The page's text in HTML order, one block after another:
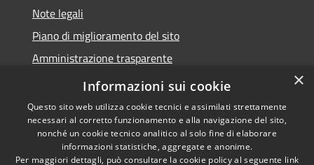
Note legali
Piano di miglioramento del sito
Amministrazione trasparente
Albo Pretorio
Copyright © 2026 • Comune di
×
Informazioni sui cookie
Questo sito web utilizza cookie tecnici e assimilati strettamente
necessari al corretto funzionamento e alla navigazione del sito,
nonché un cookie tecnico analitico al solo fine di elaborare
informazioni statistiche, aggregate e anonime.
Per maggiori dettagli, può consultare la cookie policy al seguente link